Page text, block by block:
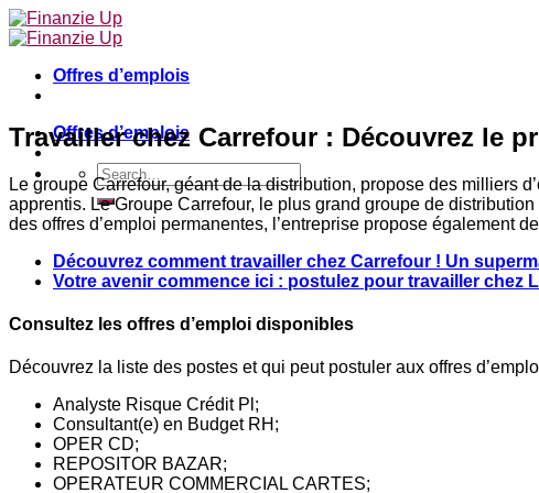
Skip
to
Offres d’emplois
Offres d’emplois
Travailler chez Carrefour : Découvrez le
Le groupe Carrefour, géant de la distribution, propose des milliers
apprentis. Le Groupe Carrefour, le plus grand groupe de
des offres d’emploi permanentes, l’entreprise propose également
Découvrez comment travailler chez Carrefour ! Un
Votre avenir commence ici : postulez pour travailler chez
Consultez les offres d’emploi disponibles
Découvrez la liste des postes et qui peut postuler aux offres
Analyste Risque Crédit Pl;
Consultant(e) en Budget RH;
OPER CD;
REPOSITOR BAZAR;
OPERATEUR COMMERCIAL CARTES;